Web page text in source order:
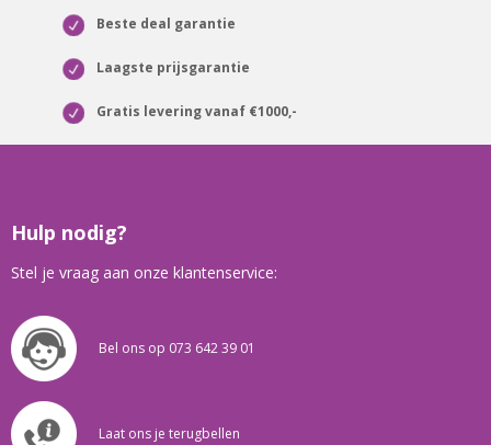
Beste deal garantie
Laagste prijsgarantie
Gratis levering vanaf €1000,-
Hulp nodig?
Stel je vraag aan onze klantenservice:
Bel ons op 073 642 39 01
Laat ons je terugbellen